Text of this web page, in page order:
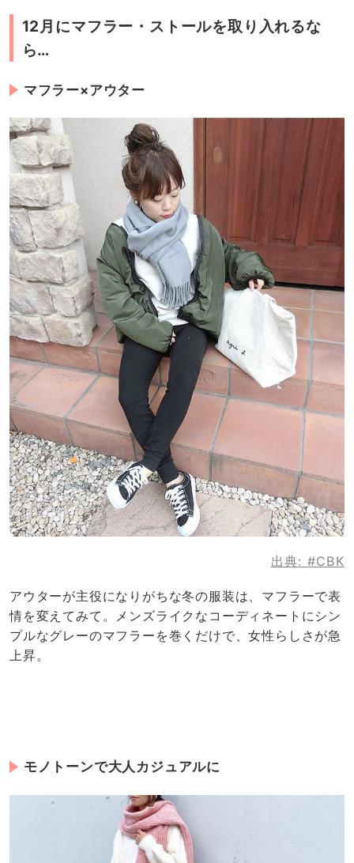
12月にマフラー・ストールを取り入れるな
ら…
マフラー×アウター
出典: #CBK
アウターが主役になりがちな冬の服装は、マフラーで表
情を変えてみて。メンズライクなコーディネートにシン
プルなグレーのマフラーを巻くだけで、女性らしさが急
上昇。
モノトーンで大人カジュアルに